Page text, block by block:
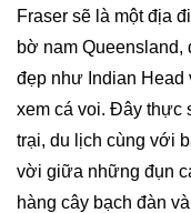
Fraser sẽ là một địa
bờ nam
đẹp như Indian
xem cá voi. Đây thực
trại, du lịch cùng với
vời giữa những đụn
hàng cây bạch đàn